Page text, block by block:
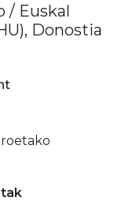
/ Euskal
Donostia